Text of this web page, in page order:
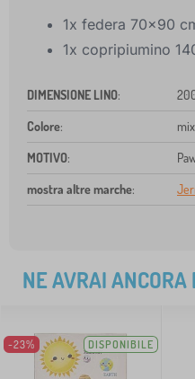
1x federa 70x90
1x copripiumino
DIMENSIONE LINO:
Colore:
MOTIVO:
mostra altre marche:
NE AVRAI ANCORA
-23% DISPONIBILE